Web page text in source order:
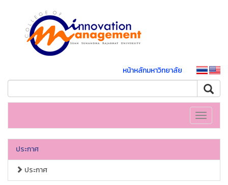
หน้าหลักมหาวิทยาลัย
Toggle
ประกาศ
ประกาศ